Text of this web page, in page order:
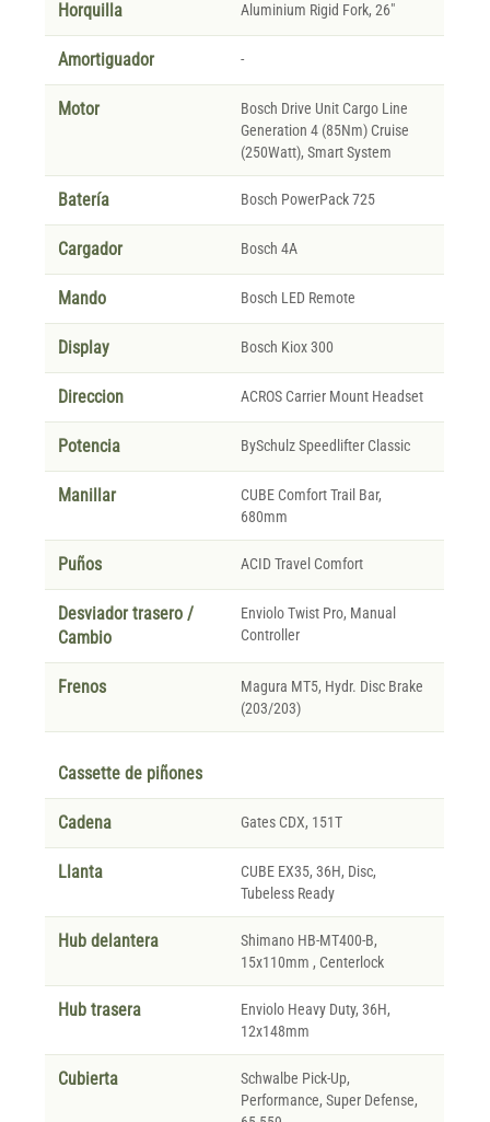
Horquilla Aluminium Rigid Fork, 26"
Amortiguador -
Motor
Bosch Drive Unit Cargo Line
Generation 4 (85Nm) Cruise
(250Watt), Smart System
Batería Bosch PowerPack 725
Cargador Bosch 4A
Mando Bosch LED Remote
Display Bosch Kiox 300
Direccion ACROS Carrier Mount Headset
Potencia BySchulz Speedlifter Classic
Manillar
CUBE Comfort Trail Bar,
680mm
Puños ACID Travel Comfort
Desviador trasero /
Cambio
Enviolo Twist Pro, Manual
Controller
Frenos
Magura MT5, Hydr. Disc Brake
(203/203)
Cassette de piñones
Cadena Gates CDX, 151T
Llanta
CUBE EX35, 36H, Disc,
Tubeless Ready
Hub delantera
Shimano HB-MT400-B,
15x110mm , Centerlock
Hub trasera
Enviolo Heavy Duty, 36H,
12x148mm
Cubierta
Schwalbe Pick-Up,
Performance, Super Defense,